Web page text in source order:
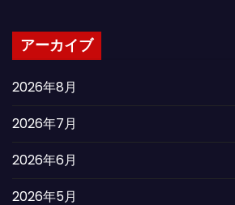
アーカイブ
2026年8月
2026年7月
2026年6月
2026年5月